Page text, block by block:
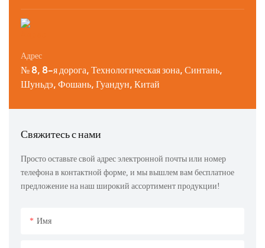
Адрес
№ 8, 8-я дорога, Технологическая зона, Синтань,
Шуньдэ, Фошань, Гуандун, Китай
Свяжитесь с нами
Просто оставьте свой адрес электронной почты или номер
телефона в контактной форме, и мы вышлем вам бесплатное
предложение на наш широкий ассортимент продукции!
Имя